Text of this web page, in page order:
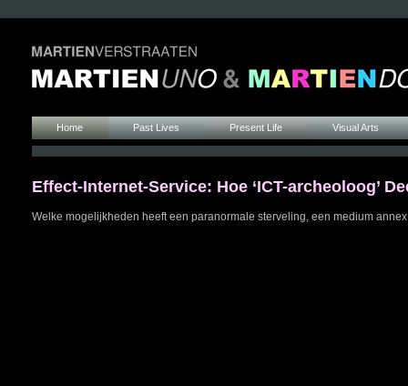
Home Past Lives Present Life Visual Arts
Effect-Internet-Service: Hoe ‘ICT-archeoloog’
Welke mogelijkheden heeft een paranormale sterveling, een medium